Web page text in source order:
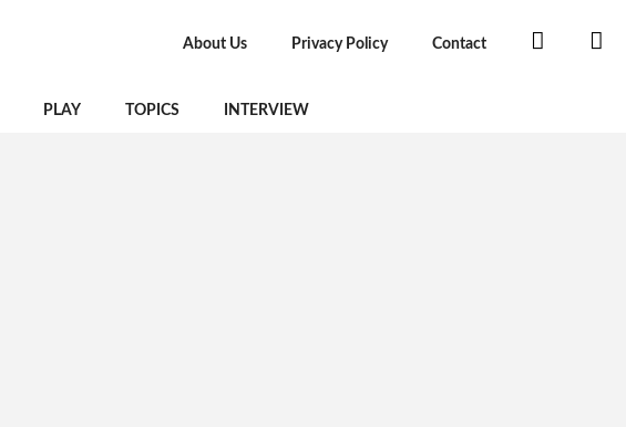
About Us Privacy Policy Contact
PLAY TOPICS INTERVIEW